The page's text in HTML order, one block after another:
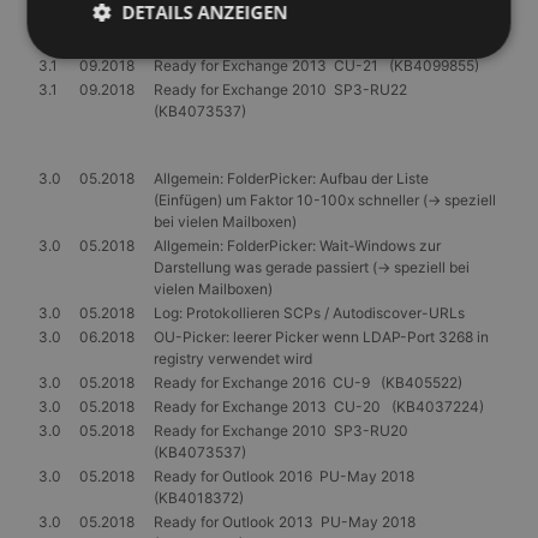
2021)
3.1
09.2018
Ready for Exchange 2013 CU-21 (KB4099855)
3.1
09.2018
Ready for Exchange 2010 SP3-RU22
(KB4073537)
3.0 05.2018
Allgemein: FolderPicker: Aufbau der Liste
(Einfügen) um Faktor 10-100x schneller (-> speziell
bei vielen Mailboxen)
3.0
05.2018
Allgemein: FolderPicker: Wait-Windows zur
Darstellung was gerade passiert (-> speziell bei
vielen Mailboxen)
3.0
05.2018
Log: Protokollieren SCPs / Autodiscover-URLs
3.0
06.2018
OU-Picker: leerer Picker wenn LDAP-Port 3268 in
registry verwendet wird
3.0
05.2018
Ready for Exchange 2016 CU-9 (KB405522)
3.0
05.2018
Ready for Exchange 2013 CU-20 (KB4037224)
3.0
05.2018
Ready for Exchange 2010 SP3-RU20
(KB4073537)
3.0
05.2018
Ready for Outlook 2016 PU-May 2018
(KB4018372)
3.0
05.2018
Ready for Outlook 2013 PU-May 2018
DETAILS ANZEIGEN
Unbedingt erforderlich
Unbedingt erforderliche Cookies ermöglichen
wesentliche Kernfunktionen der Website wie die
Benutzeranmeldung und die Kontoverwaltung.
Ohne die unbedingt erforderlichen Cookies kann die
Website nicht ordnungsgemäß verwendet werden.
Name
Anbieter
Domäne
Ablaufdatum
PHPSESSID
PHP.net
Sprache